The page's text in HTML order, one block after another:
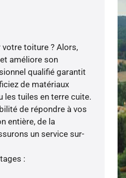
toiture ? Alors,
améliore son
qualifié garantit
de matériaux
les tuiles en terre cuite.
de répondre à vos
entière, de la
un service sur-
: